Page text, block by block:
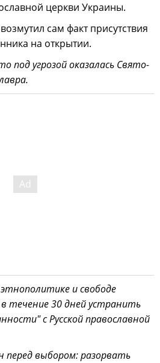
церкви Украины.
сам факт присутствия
на открытии.
под угрозой оказалась Свято-
и свободе
течение 30 дней устранить
с Русской православной
выбором: разорвать